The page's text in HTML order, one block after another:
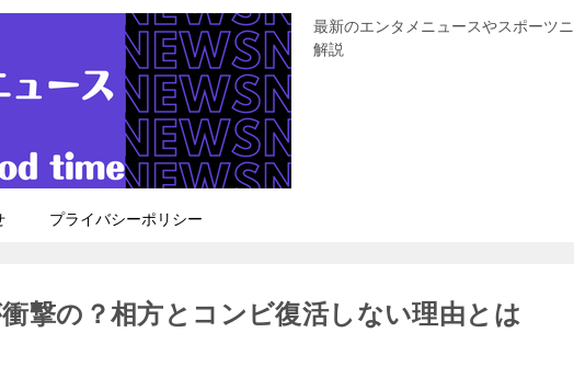
最新のエンタメニュースやスポーツ
解説
プライバシーポリシー
撃の？相方とコンビ復活しない理由とは